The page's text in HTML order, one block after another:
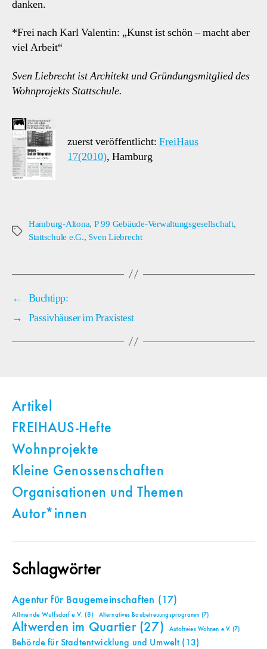
danken.
*Frei nach Karl Valentin: „Kunst ist schön – macht aber
viel Arbeit“
Sven Liebrecht ist Architekt und Gründungsmitglied des
Wohnprojekts Stattschule.
zuerst veröffentlicht:FreiHaus
17(2010), Hamburg
Schlagwörter
Hamburg-Altona, P 99 Gebäude-Verwaltungsgesellschaft,
Stattschule e.G., Sven Liebrecht
← Buchtipp:
→ Passivhäuser im Praxistest
Artikel
FREIHAUS-Hefte
Wohnprojekte
Kleine Genossenschaften
Organisationen und Themen
Autor*innen
Schlagwörter
Agentur für Baugemeinschaften (17)
Allmende Wulfsdorf e.V. (8) Alternatives Baubetreuungsprogramm (7)
Altwerden im Quartier(27) Autofreies Wohnen e.V. (7)
Behörde für Stadtentwicklung und Umwelt (13)